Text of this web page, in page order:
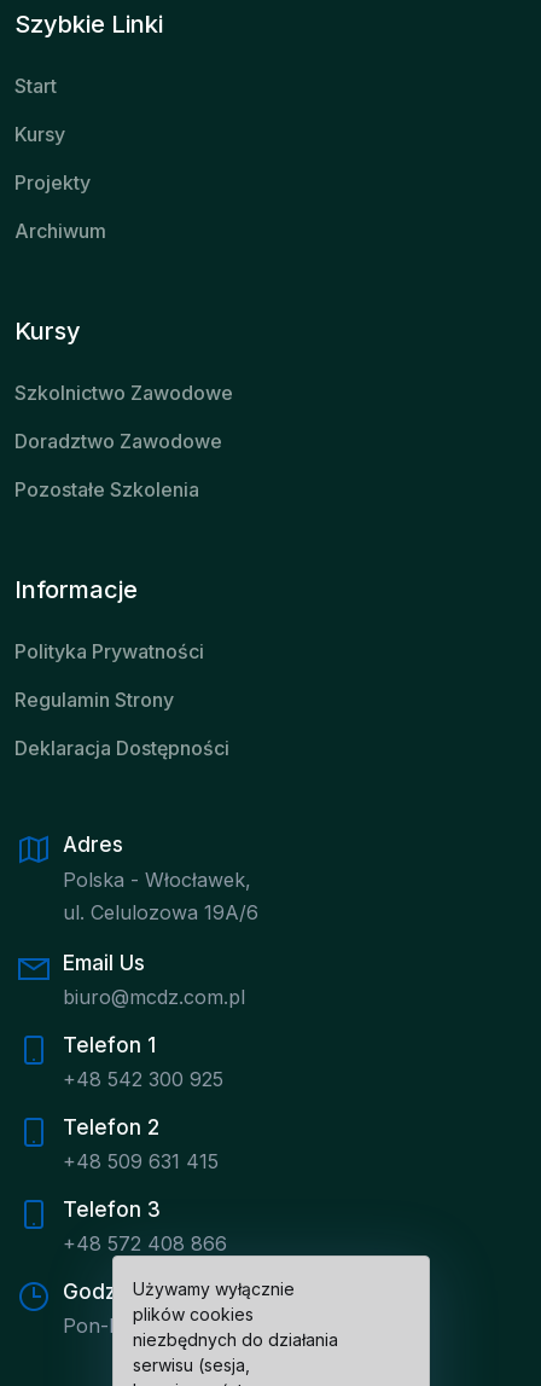
Szybkie Linki
Start
Kursy
Projekty
Archiwum
Kursy
Szkolnictwo Zawodowe
Doradztwo Zawodowe
Pozostałe Szkolenia
Informacje
Polityka Prywatności
Regulamin Strony
Deklaracja Dostępności
Adres
Polska - Włocławek,
ul. Celulozowa 19A/6
Email Us
biuro@mcdz.com.pl
Telefon 1
+48 542 300 925
Telefon 2
+48 509 631 415
Telefon 3
+48 572 408 866
Godziny pracy
Pon-Pt: 8:00 - 16:00
Używamy wyłącznie
plików cookies
niezbędnych do działania
serwisu (sesja,